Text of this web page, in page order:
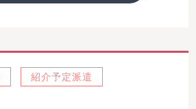
紹介予定派遣